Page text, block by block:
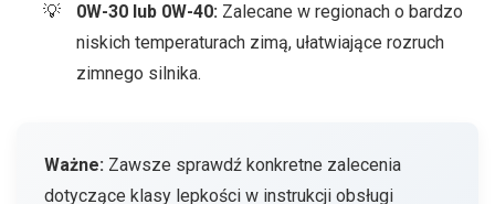
0W-30 lub 0W-40: Zalecane w regionach o bardzo
niskich temperaturach zimą, ułatwiające rozruch
zimnego silnika.
Ważne: Zawsze sprawdź konkretne zalecenia
dotyczące klasy lepkości w instrukcji obsługi